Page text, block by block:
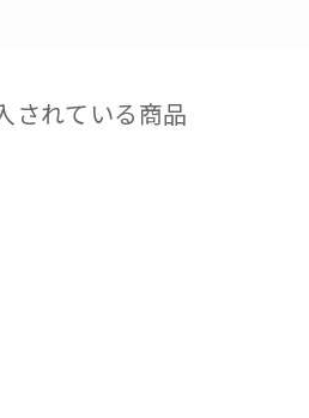
されている商品